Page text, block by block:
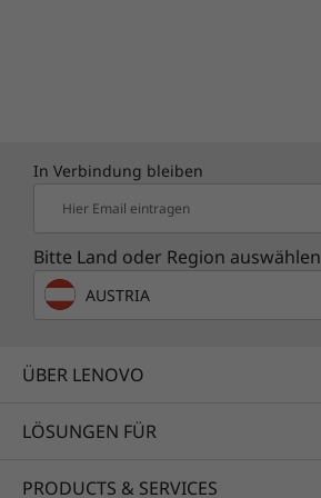
In Verbindung bleiben
Hier Email eintragen
Bitte Land oder Region auswählen
AUSTRIA
ÜBER LENOVO
LÖSUNGEN FÜR
PRODUCTS & SERVICES